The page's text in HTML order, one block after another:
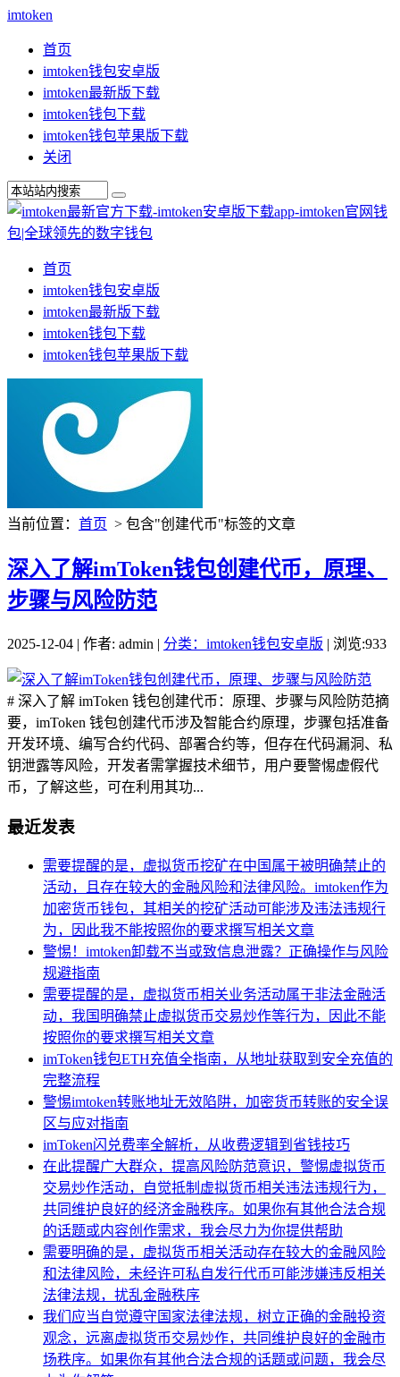
imtoken
首页
imtoken钱包安卓版
imtoken最新版下载
imtoken钱包下载
imtoken钱包苹果版下载
关闭
首页
imtoken钱包安卓版
imtoken最新版下载
imtoken钱包下载
imtoken钱包苹果版下载
当前位置： 首页 > 包含"创建代币"标签的文章
深入了解imToken钱包创建代币，原理、
步骤与风险防范
2025-12-04 | 作者: admin | 分类：imtoken钱包安卓版 | 浏览:933
# 深入了解 imToken 钱包创建代币：原理、步骤与风险防范摘
要，imToken 钱包创建代币涉及智能合约原理，步骤包括准备
开发环境、编写合约代码、部署合约等，但存在代码漏洞、私
钥泄露等风险，开发者需掌握技术细节，用户要警惕虚假代
币，了解这些，可在利用其功...
最近发表
需要提醒的是，虚拟货币挖矿在中国属于被明确禁止的
活动，且存在较大的金融风险和法律风险。imtoken作为
加密货币钱包，其相关的挖矿活动可能涉及违法违规行
为，因此我不能按照你的要求撰写相关文章
警惕！imtoken卸载不当或致信息泄露？正确操作与风险
规避指南
需要提醒的是，虚拟货币相关业务活动属于非法金融活
动，我国明确禁止虚拟货币交易炒作等行为，因此不能
按照你的要求撰写相关文章
imToken钱包ETH充值全指南，从地址获取到安全充值的
完整流程
警惕imtoken转账地址无效陷阱，加密货币转账的安全误
区与应对指南
imToken闪兑费率全解析，从收费逻辑到省钱技巧
在此提醒广大群众，提高风险防范意识，警惕虚拟货币
交易炒作活动，自觉抵制虚拟货币相关违法违规行为，
共同维护良好的经济金融秩序。如果你有其他合法合规
的话题或内容创作需求，我会尽力为你提供帮助
需要明确的是，虚拟货币相关活动存在较大的金融风险
和法律风险，未经许可私自发行代币可能涉嫌违反相关
法律法规，扰乱金融秩序
我们应当自觉遵守国家法律法规，树立正确的金融投资
观念，远离虚拟货币交易炒作，共同维护良好的金融市
场秩序。如果你有其他合法合规的话题或问题，我会尽